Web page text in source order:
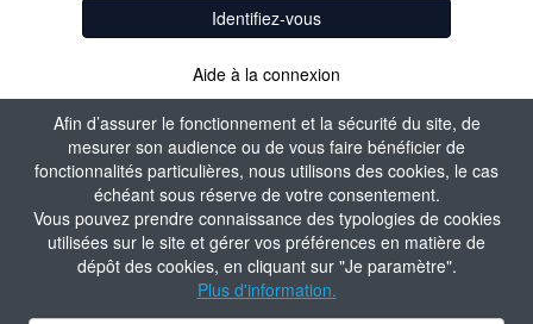
Afin d’assurer le fonctionnement et la sécurité du site, de
mesurer son audience ou de vous faire bénéficier de
fonctionnalités particulières, nous utilisons des cookies, le cas
échéant sous réserve de votre consentement.
Vous pouvez prendre connaissance des typologies de cookies
utilisées sur le site et gérer vos préférences en matière de
dépôt des cookies, en cliquant sur "Je paramètre".
Plus d'information.
Identifiez-vous
Aide à la connexion